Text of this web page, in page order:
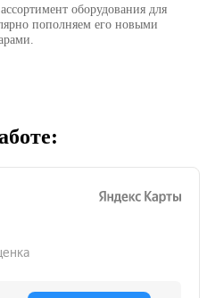
оборудования для
пополняем его новыми